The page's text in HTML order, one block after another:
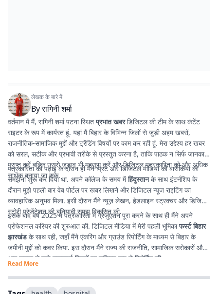
लेखक के बारे में
Byरागिनी शर्मा
वर्तमान में मैं, रागिनी शर्मा पटना स्थितप्रभात खबरडिजिटल की टीम के साथ कंटेंट
राइटर के रूप में कार्यरत हूं. यहां मैं बिहार के विभिन्न जिलों से जुड़ी अहम खबरों,
राजनीतिक-सामाजिक मुद्दों और ट्रेंडिंग विषयों पर काम कर रही हूं. मेरा उद्देश्य हर खबर
को सरल, सटीक और प्रभावी तरीके से प्रस्तुत करना है, ताकि पाठक न सिर्फ जानकारी
प्राप्त करें बल्कि उससे जुड़ाव भी महसूस करें और डिजिटल पत्रकारिता को और अधिक
सार्थक बनाया जा सके.
पत्रकारिता की पढ़ाई के दौरान ही मैंने प्रिंट और डिजिटल मीडिया की बारीकियों को
समझना शुरू कर दिया था. अपने कॉलेज के समय मेंहिंदुस्तानके साथ इंटर्नशिप के
दौरान मुझे पहली बार वेब पोर्टल पर खबर लिखने और डिजिटल न्यूज राइटिंग का
व्यावहारिक अनुभव मिला. इसी दौरान मैंने न्यूज़ लेखन, हेडलाइन स्ट्रक्चर और डिजिटल
स्टोरी प्रेजेंटेशन की बुनियादी समझ विकसित की.
इसके बाद वर्ष 2025 में पत्रकारिता में ग्रेजुएशन पूरा करने के साथ ही मैंने अपने
प्रोफेशनल करियर की शुरुआत की. डिजिटल मीडिया में मेरी पहली भूमिकाफर्स्ट बिहार
झारखंडके साथ रही, जहाँ मैंने एंकरिंग और ग्राउंड रिपोर्टिंग के माध्यम से बिहार के
जमीनी मुद्दों को कवर किया. इस दौरान मैंने राज्य की राजनीति, सामाजिक सरोकारों और
आम जनता से जुड़े महत्वपूर्ण विषयों पर सक्रिय रूप से रिपोर्टिंग की.
Read More